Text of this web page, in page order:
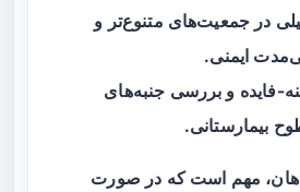
در جمعیت‌های متنوع‌تر و
ایمنی.
فایده و بررسی جنبه‌های
بیمارستانی.
مهم است که در صورت